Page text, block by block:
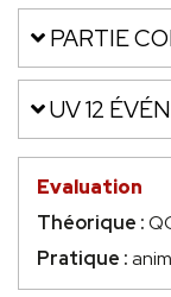
PARTIE
UV 12
Evaluation
Théorique :
Pratique :